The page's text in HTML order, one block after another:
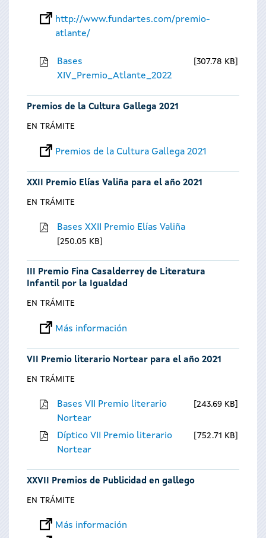
http://www.fundartes.com/premio-
atlante/
Bases
XIV_Premio_Atlante_2022
307.78 KB
Premios de la Cultura Gallega 2021
EN TRÁMITE
Premios de la Cultura Gallega 2021
XXII Premio Elías Valiña para el año 2021
EN TRÁMITE
Bases XXII Premio Elías Valiña
250.05 KB
III Premio Fina Casalderrey de Literatura
Infantil por la Igualdad
EN TRÁMITE
Más información
VII Premio literario Nortear para el año 2021
EN TRÁMITE
Bases VII Premio literario
Nortear
243.69 KB
Díptico VII Premio literario
Nortear
752.71 KB
XXVII Premios de Publicidad en gallego
EN TRÁMITE
Más información